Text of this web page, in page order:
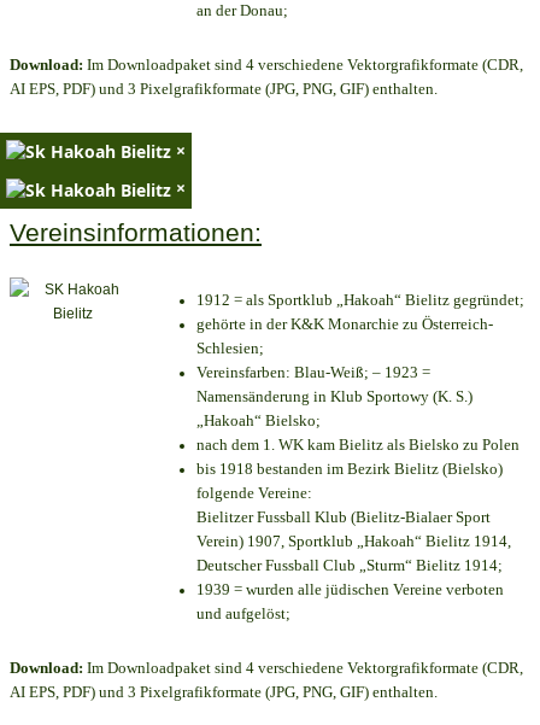
an der Donau;
Download: Im Downloadpaket sind 4 verschiedene Vektorgrafikformate (CDR,
AI EPS, PDF) und 3 Pixelgrafikformate (JPG, PNG, GIF) enthalten.
×
×
Vereinsinformationen:
1912 = als Sportklub „Hakoah“ Bielitz gegründet;
gehörte in der K&K Monarchie zu Österreich-
Schlesien;
Vereinsfarben: Blau-Weiß; – 1923 =
Namensänderung in Klub Sportowy (K. S.)
„Hakoah“ Bielsko;
nach dem 1. WK kam Bielitz als Bielsko zu Polen
bis 1918 bestanden im Bezirk Bielitz (Bielsko)
folgende Vereine:
Bielitzer Fussball Klub (Bielitz-Bialaer Sport
Verein) 1907, Sportklub „Hakoah“ Bielitz 1914,
Deutscher Fussball Club „Sturm“ Bielitz 1914;
1939 = wurden alle jüdischen Vereine verboten
und aufgelöst;
Download: Im Downloadpaket sind 4 verschiedene Vektorgrafikformate (CDR,
AI EPS, PDF) und 3 Pixelgrafikformate (JPG, PNG, GIF) enthalten.